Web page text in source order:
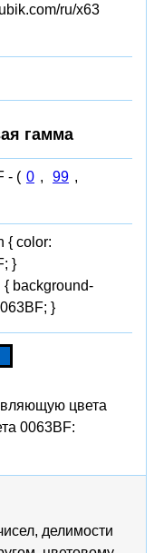
ru/x63
гамма
- ( 0 , 99 ,
{ color:
}
{ background-
}
цвета
0063BF:
делимости